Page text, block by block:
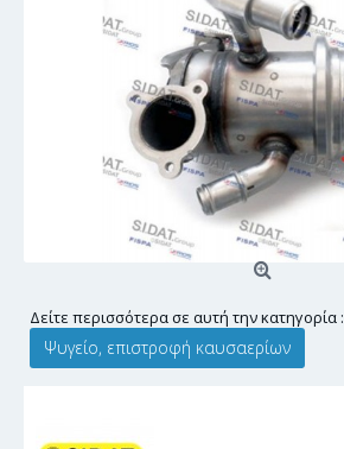
Δείτε περισσότερα σε αυτή την κατηγορία :
Ψυγείο, επιστροφή καυσαερίων